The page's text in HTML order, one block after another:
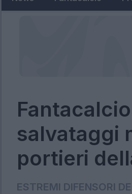
salvataggi
portieri
ESTREMI DIFENSORI